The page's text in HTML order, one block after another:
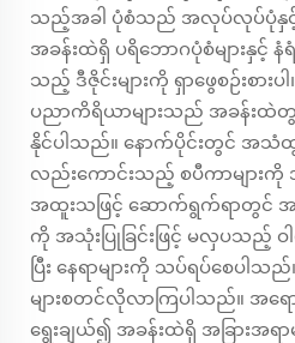
သည့်အခါ ပုံစံသည် အလုပ်လုပ်ပုံနှင့်
အခန်းထဲရှိ ပရိဘောဂပုံစံများနှင့်
သည့် ဒီဇိုင်းများကို ရှာဖွေစဉ်းစာ
ပညာကိရိယာများသည် အခန်းထဲတွင်
နိုင်ပါသည်။ နောက်ပိုင်းတွင် အသံ
လည်းကောင်းသည့် စပီကာများကို
အထူးသဖြင့် ဆောက်ရွက်ရာတွင် အ
ကို အသုံးပြုခြင်းဖြင့် မလှပသည့် ဝါ
ပြီး နေရာများကို သပ်ရပ်စေပါ
များစတင်လိုလာကြပါသည်။ အရေ
ရွေးချယ်၍ အခန်းထဲရှိ အခြားအရ